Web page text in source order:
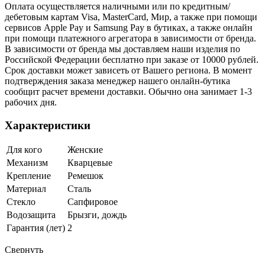
Оплата осуществляется наличными или по кредитным/
дебетовым картам Visa, MasterCard, Мир, а также при помощи
сервисов Apple Pay и Samsung Pay в бутиках, а также онлайн
при помощи платежного агрегатора в зависимости от бренда.
В зависимости от бренда мы доставляем наши изделия по
Российской Федерации бесплатно при заказе от 10000 рублей.
Срок доставки может зависеть от Вашего региона. В момент
подтверждения заказа менеджер нашего онлайн-бутика
сообщит расчет времени доставки. Обычно она занимает 1-3
рабочих дня.
Характеристики
Для кого
Женские
Механизм
Кварцевые
Крепление
Ремешок
Материал
Сталь
Стекло
Сапфировое
Водозащита
Брызги, дождь
Гарантия (лет) 2
Свернуть